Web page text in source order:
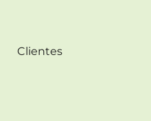
Clientes